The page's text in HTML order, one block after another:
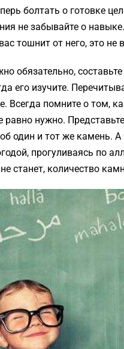
болтать о готовке
не забывайте о
тошнит от него, это не
обязательно,
его изучите.
Всегда помните о том,
равно нужно.
один и тот же камень.
прогуливаясь по
станет, количество